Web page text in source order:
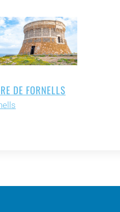
DE FORNELLS